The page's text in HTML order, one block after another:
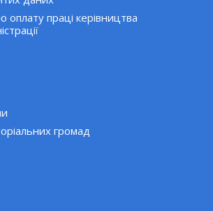
оплату праці керівництва
громад